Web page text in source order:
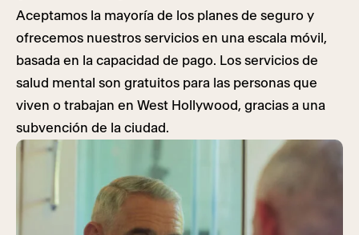
Aceptamos la mayoría de los planes de seguro y
ofrecemos nuestros servicios en una escala móvil,
basada en la capacidad de pago. Los servicios de
salud mental son gratuitos para las personas que
viven o trabajan en West Hollywood, gracias a una
subvención de la ciudad.